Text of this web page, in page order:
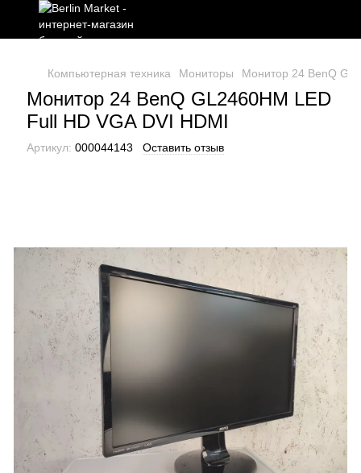
Компьютерная техника Мониторы Монитор 24 BenQ
Монитор 24 BenQ GL2460HM LED
Full HD VGA DVI HDMI
Артикул: 000044143 Оставить отзыв